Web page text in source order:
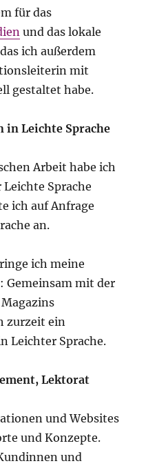
für das
und das lokale
ich außerdem
mit
gestaltet habe.
in Leichte Sprache
Arbeit habe ich
Sprache
ich auf Anfrage
an.
ich meine
Gemeinsam mit der
zurzeit ein
Leichter Sprache.
Lektorat
und Websites
und Konzepte.
und